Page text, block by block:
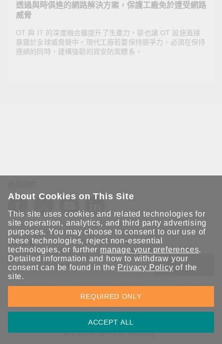
透過與時俱進的網路解決方案，保護工廠免於遭受網路
威脅
OT 與 IT 的深度融合雖提升了生產力，卻也讓 OT 設施直接
暴露於全球威脅鏈中。現代工廠若要保持競爭力，必須在保持
連網的同時，建構強韌的資安防禦體系。
保持聯繫
送出
立即訂閱以獲得 Moxa 解決方案的最新消息。Moxa 非常重視您的
隱私權，我們絕不會將您的電子郵件提供給任何人。
隱私權聲明 使用條款 網站地圖
About Cookies on This Site
This site uses cookies and related technologies for
site operation, analytics, and third party advertising
purposes. You may choose to consent to our use of
these technologies, reject non-essential
technologies, or further manage your preferences.
Detailed information and how to withdraw your
consent can be found in the Privacy Policy of the
site.
ACCEPT ALL
REQUIRED ONLY